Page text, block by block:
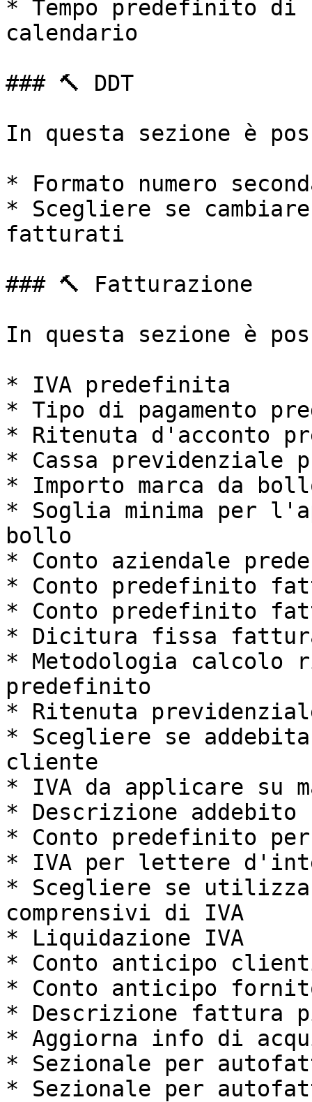
* Tempo predefinito
calendario
### 🔨 DDT
In questa sezione è
* Formato numero
* Scegliere se cambiare
fatturati
### 🔨 Fatturazione
In questa sezione è
* IVA predefinita
* Tipo di pagamento
* Ritenuta d'acconto
* Cassa previdenziale
* Importo marca da
* Soglia minima per
bollo
* Conto aziendale
* Conto predefinito
* Conto predefinito
* Dicitura fissa
* Metodologia calcolo
predefinito
* Ritenuta
* Scegliere se
cliente
* IVA da applicare su
* Descrizione addebito
* Conto predefinito
* IVA per lettere
* Scegliere se
comprensivi di IVA
* Liquidazione IVA
* Conto anticipo
* Conto anticipo
* Descrizione fattura
* Aggiorna info di
* Sezionale per
* Sezionale per